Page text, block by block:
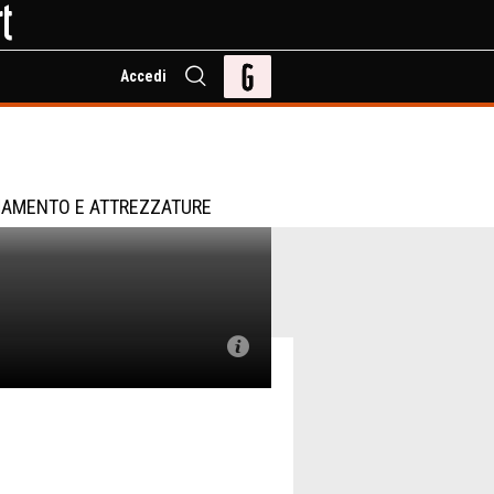
Accedi
E ATTREZZATURE